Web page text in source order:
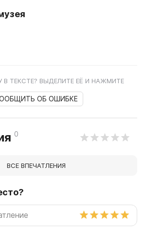
ТЕКСТЕ? ВЫДЕЛИТЕ ЕЁ И НАЖМИТЕ
ОБ ОШИБКЕ
0
ВСЕ ВПЕЧАТЛЕНИЯ